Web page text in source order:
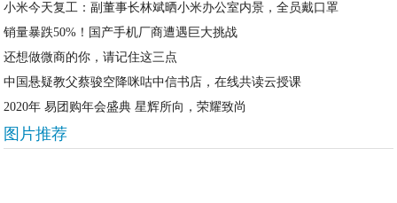
小米今天复工：副董事长林斌晒小米办公室内景，全员戴口罩
销量暴跌50%！国产手机厂商遭遇巨大挑战
还想做微商的你，请记住这三点
中国悬疑教父蔡骏空降咪咕中信书店，在线共读云授课
2020年 易团购年会盛典 星辉所向，荣耀致尚
图片推荐